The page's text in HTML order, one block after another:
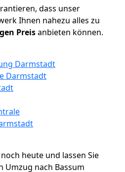
dass unser
Ihnen nahezu alles zu
Preisanbieten können.
Darmstadt
Darmstadt
heute und lassen Sie
Umzug nach Bassum